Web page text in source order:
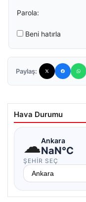
Parola:
Beni hatırla
Paylaş:
Hava Durumu
☁Ankara
NaN°C
ŞEHIR SEÇ